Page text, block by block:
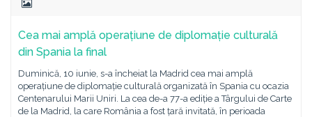
Cea mai amplă operațiune de diplomație culturală
din Spania la final
Duminică, 10 iunie, s-a încheiat la Madrid cea mai amplă
operațiune de diplomație culturală organizată în Spania cu ocazia
Centenarului Marii Uniri. La cea de-a 77-a ediție a Târgului de Carte
de la Madrid, la care România a fost țară invitată, în perioada